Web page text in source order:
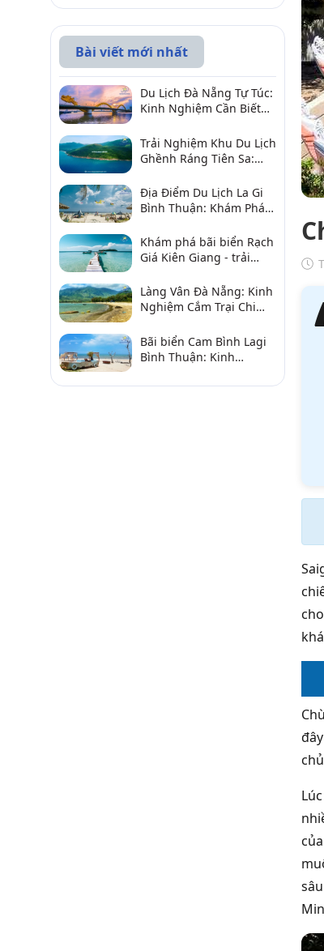
cho
Bài viết mới nhất
Du Lịch Đà Nẵng Tự Túc:
Kinh Nghiệm Cần Biết
Vời
Trải Nghiệm Khu Du Lịch
Ghềnh Ráng Tiên Sa:
Qua
Địa Điểm Du Lịch La Gi
Bình Thuận: Khám Phá 6
2026
Khám phá bãi biển Rạch
Giá Kiên Giang - trải
Làng Vân Đà Nẵng: Kinh
Nghiệm Cắm Trại Chi
Bãi biển Cam Bình Lagi
Bình Thuận: Kinh
sản, điểm gần